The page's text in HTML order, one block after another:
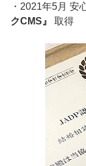
・2021年5月 安
クCMS』
取得